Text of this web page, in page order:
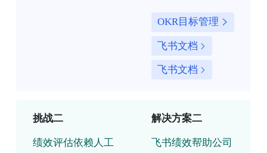
OKR目标管理
飞书文档
飞书文档
挑战二
绩效评估依赖人工
解决方案二
飞书绩效帮助公司